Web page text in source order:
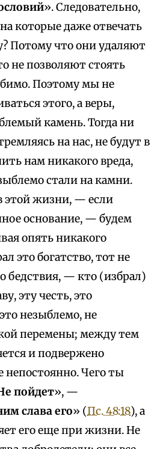
». Следовательно,
которые даже отвечать
Потому что они удаляют
не позволяют стоять
Поэтому мы не
этого, а веры,
камень. Тогда ни
на нас, не будут в
нам никакого вреда,
стали на камни.
этой жизни, — если
основание, — будем
опять никакого
это богатство, тот не
бедствия, — кто (избрал)
эту честь, это
незыблемо, не
перемены; между тем
и подвержено
непостоянно. Чего ты
пойдет», —
слава его» (Пс. 48:18), а
его еще при жизни. Не